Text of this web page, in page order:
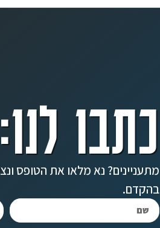
כתבו לנו:
מתעניינים? נא מלאו את הטופס
בהקדם.